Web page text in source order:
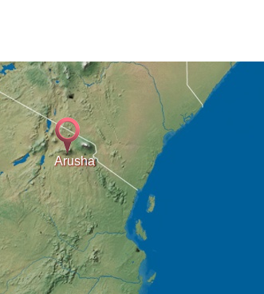
Arusha